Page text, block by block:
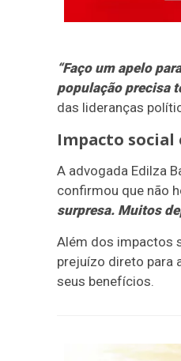
“Faço um apelo
população precisa
das lideranças
Impacto social
A advogada Edilza
confirmou que não
surpresa. Muitos
Além dos impactos
prejuízo direto para
seus benefícios.